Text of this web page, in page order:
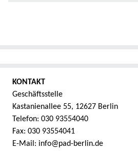
KONTAKT
Geschäftsstelle
Kastanienallee 55, 12627 Berlin
Telefon: 030 93554040
Fax: 030 93554041
E-Mail: info@pad-berlin.de